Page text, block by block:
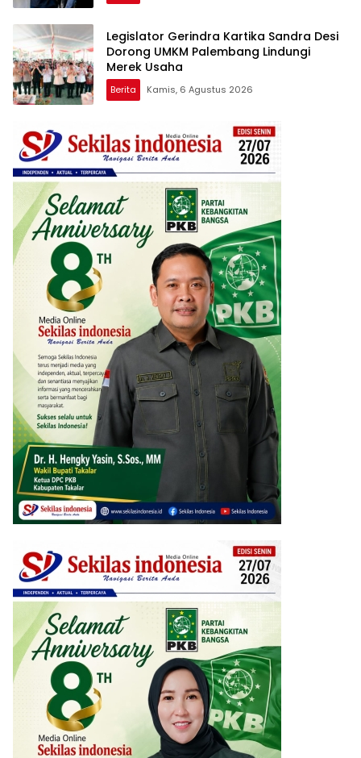
Legislator Gerindra Kartika Sandra Desi
Dorong UMKM Palembang Lindungi
Merek Usaha
Berita Kamis, 6 Agustus 2026